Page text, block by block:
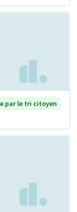
par le tri citoyen